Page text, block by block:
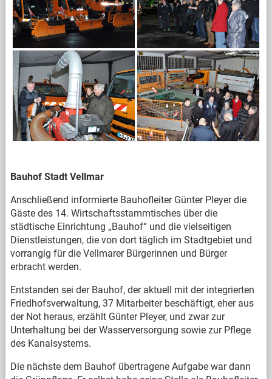
Bauhof Stadt Vellmar
Anschließend informierte Bauhofleiter Günter Pleyer die
Gäste des 14. Wirtschaftsstammtisches über die
städtische Einrichtung „Bauhof“ und die vielseitigen
Dienstleistungen, die von dort täglich im Stadtgebiet und
vorrangig für die Vellmarer Bürgerinnen und Bürger
erbracht werden.
Entstanden sei der Bauhof, der aktuell mit der integrierten
Friedhofsverwaltung, 37 Mitarbeiter beschäftigt, eher aus
der Not heraus, erzählt Günter Pleyer, und zwar zur
Unterhaltung bei der Wasserversorgung sowie zur Pflege
des Kanalsystems.
Die nächste dem Bauhof übertragene Aufgabe war dann